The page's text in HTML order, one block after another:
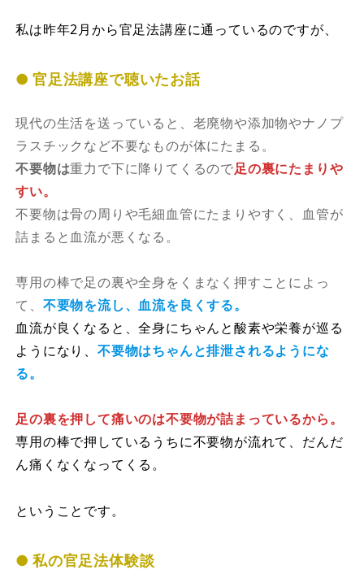
私は昨年2月から官足法講座に通っているのですが、
官足法講座で聴いたお話
現代の生活を送っていると、老廃物や添加物やナノプ
ラスチックなど不要なものが体にたまる。
不要物は重力で下に降りてくるので足の裏にたまりや
すい。
不要物は骨の周りや毛細血管にたまりやすく、血管が
詰まると血流が悪くなる。⁡
専用の棒で足の裏や全身をくまなく押すことによっ
て、 不要物を流し、血流を良くする。
血流が良くなると、全身にちゃんと酸素や栄養が巡る
ようになり、 不要物はちゃんと排泄されるようにな
る。⁡
足の裏を押して痛いのは不要物が詰まっているから。⁡
専用の棒で押しているうちに不要物が流れて、だんだ
ん痛くなくなってくる。⁡
ということです。
私の官足法体験談